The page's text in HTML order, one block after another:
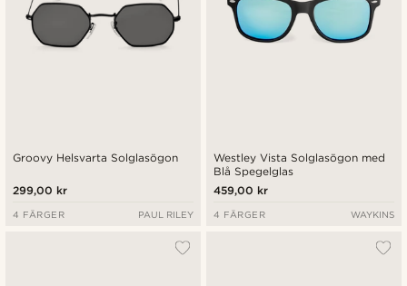
Groovy Helsvarta Solglasögon
299,00 kr
4 FÄRGER PAUL RILEY
Westley Vista Solglasögon med
Blå Spegelglas
459,00 kr
4 FÄRGER WAYKINS